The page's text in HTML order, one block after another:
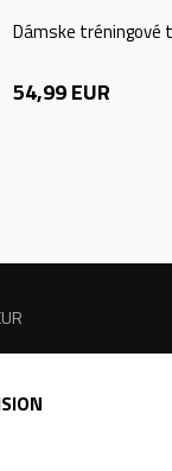
Dámske tréningové
54,99EUR